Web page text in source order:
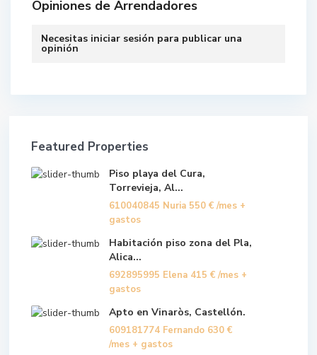
Opiniones de Arrendadores
Necesitas iniciar sesión para publicar una
opinión
Featured Properties
Piso playa del Cura,
Torrevieja, Al...
610040845 Nuria 550 € /mes +
gastos
Habitación piso zona del Pla,
Alica...
692895995 Elena 415 € /mes +
gastos
Apto en Vinaròs, Castellón.
609181774 Fernando 630 €
/mes + gastos